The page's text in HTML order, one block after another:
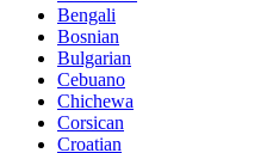
Bengali
Bosnian
Bulgarian
Cebuano
Chichewa
Corsican
Croatian